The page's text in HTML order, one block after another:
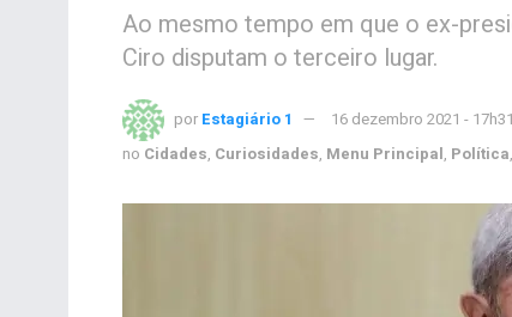
Ao mesmo tempo em que o ex-
Ciro disputam o terceiro lugar.
por Estagiário 1
16 dezembro 2021 - 17h31
no Cidades, Curiosidades, Menu Principal, Política,